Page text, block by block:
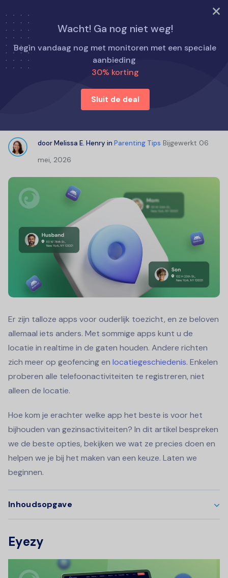
PROBEER NU
Wacht! Ga nog niet weg!
Begin vandaag nog met monitoren met een speciale
aanbieding
30% korting
Sluit de deal
Home
Opvoedingstips
Familievolg-app voor Android: welke moet je kiezen?
Familievolg-app voor Android:
welke moet je kiezen?
doorMelissa E. Henry in Parenting Tips Bijgewerkt 06
mei, 2026
Er zijn talloze apps voor ouderlijk toezicht, en ze beloven
allemaal iets anders. Met sommige apps kunt u de
locatie in realtime in de gaten houden. Andere richten
zich meer op geofencing en locatiegeschiedenis. Enkelen
proberen alle telefoonactiviteiten te registreren, niet
alleen de locatie.
Hoe kom je erachter welke app het beste is voor het
bijhouden van gezinsactiviteiten? In dit artikel bespreken
we de beste opties, bekijken we wat ze precies doen en
helpen we je bij het maken van een keuze. Laten we
beginnen.
Inhoudsopgave
Eyezy